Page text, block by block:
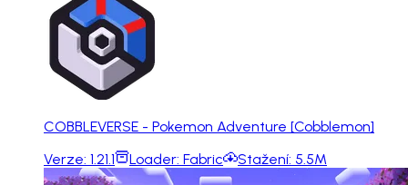
COBBLEVERSE - Pokemon Adventure [Cobblemon]
Verze: 1.21.1 Loader: Fabric Stažení: 5.5M